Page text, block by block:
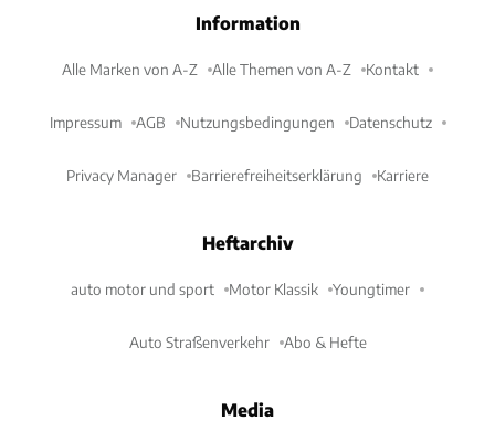
Information
Alle Marken von A-Z Alle Themen von A-Z Kontakt
Impressum AGB Nutzungsbedingungen Datenschutz
Privacy Manager Barrierefreiheitserklärung Karriere
Heftarchiv
auto motor und sport Motor Klassik Youngtimer
Auto Straßenverkehr Abo & Hefte
Media